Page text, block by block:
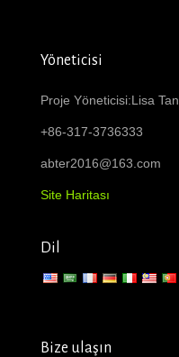
Yöneticisi
Proje Yöneticisi:Lisa Tan
+86-317-3736333
abter2016@163.com
Site Haritası
Dil
Bize ulaşın